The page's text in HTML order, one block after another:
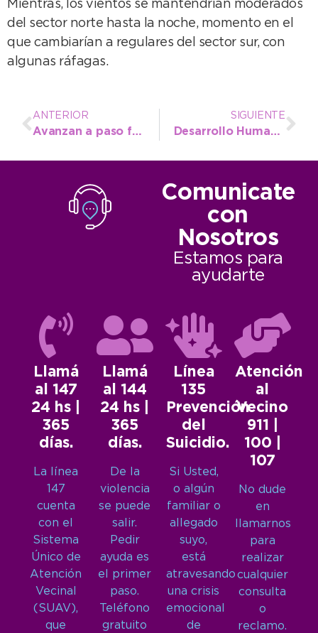
Mientras, los vientos se mantendrían moderados
del sector norte hasta la noche, momento en el
que cambiarían a regulares del sector sur, con
algunas ráfagas.
ANTERIOR
Avanzan a paso firme con el entoscado en calles de tierra del distrito
SIGUIENTE
Desarrollo Humano y Deportes: colonia gratuita para chicos de los barrios
Comunicate
con
Nosotros
Estamos para
ayudarte
Llamá
al 147
24 hs |
365
días.
La línea
147
cuenta
con el
Sistema
Único de
Atención
Vecinal
(SUAV),
que
Llamá
al 144
24 hs |
365
días.
De la
violencia
se puede
salir.
Pedir
ayuda es
el primer
paso.
Teléfono
gratuito
Línea
135
Prevención
del
Suicidio.
Si Usted,
o algún
familiar o
allegado
suyo,
está
atravesando
una crisis
emocional
de
Atención
al
Vecino
911 |
100 |
107
No dude
en
llamarnos
para
realizar
cualquier
consulta
o
reclamo.